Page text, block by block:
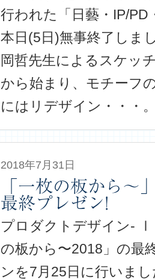
行われた「日藝・IP/
本日(5日)無事終了しま
岡哲先生によるスケッ
から始まり、モチーフ
にはリデザイン・・・
2018年7月31日
「一枚の板から〜
最終プレゼン!
プロダクトデザイン- Ⅰ
の板から〜2018」の最
ンを7月25日に行いま